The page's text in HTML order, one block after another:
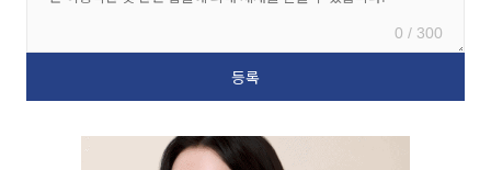
0 / 300